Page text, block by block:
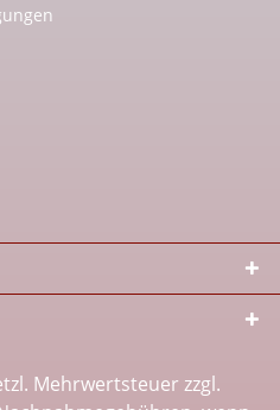
Mehrwertsteuer zzgl.